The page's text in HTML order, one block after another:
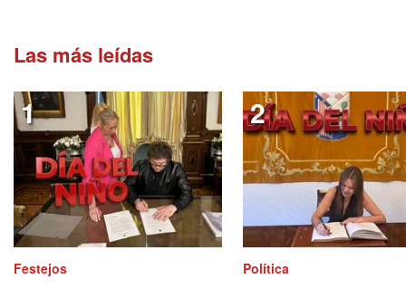
Las más leídas
Festejos Política